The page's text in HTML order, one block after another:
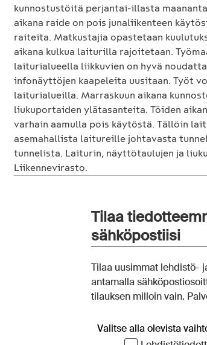
kunnostustöitä perjantai-illasta
aikana raide on pois junaliikenteen
raiteita. Matkustajia opastetaan
aikana kulkua laiturilla rajoitetaan.
laiturialueella liikkuvien on hyvä
infonäyttöjen kaapeleita uusitaan. Työt
laiturialueilla. Marraskuun aikana
liukuportaiden ylätasanteita. Töiden
varhain aamulla pois käytöstä. Tällöin
asemahallista laitureille johtavasta
tunnelista. Laiturin, näyttötaulujen ja
Liikennevirasto.